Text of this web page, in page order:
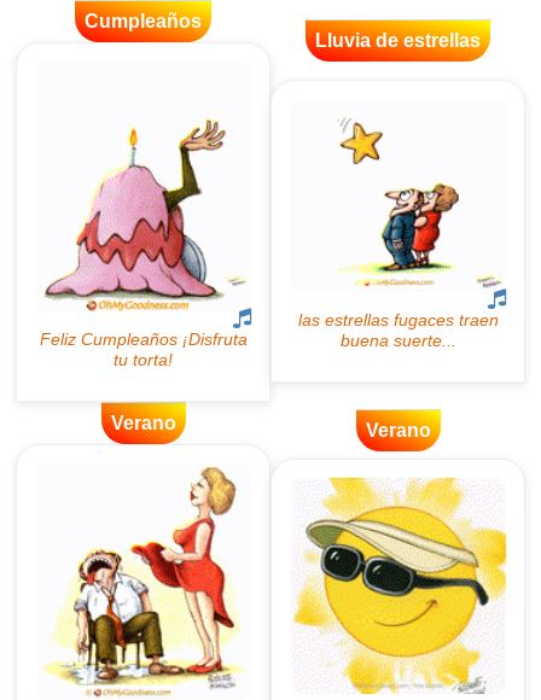
Cumpleaños
Lluvia de estrellas
Verano Verano